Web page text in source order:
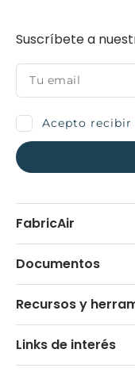
FabricAir
Documentos
Recursos y
Links de interés
Suscríbete a
Acepto recibir